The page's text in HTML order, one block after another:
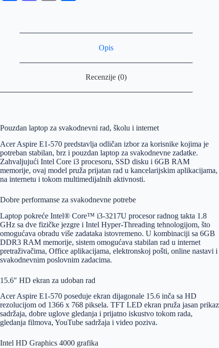
Opis
Recenzije (0)
Pouzdan laptop za svakodnevni rad, školu i internet
Acer Aspire E1-570 predstavlja odličan izbor za korisnike kojima je
potreban stabilan, brz i pouzdan laptop za svakodnevne zadatke.
Zahvaljujući Intel Core i3 procesoru, SSD disku i 6GB RAM
memorije, ovaj model pruža prijatan rad u kancelarijskim aplikacijama,
na internetu i tokom multimedijalnih aktivnosti.
Dobre performanse za svakodnevne potrebe
Laptop pokreće Intel® Core™ i3-3217U procesor radnog takta 1.8
GHz sa dve fizičke jezgre i Intel Hyper-Threading tehnologijom, što
omogućava obradu više zadataka istovremeno. U kombinaciji sa 6GB
DDR3 RAM memorije, sistem omogućava stabilan rad u internet
pretraživačima, Office aplikacijama, elektronskoj pošti, online nastavi i
svakodnevnim poslovnim zadacima.
15.6″ HD ekran za udoban rad
Acer Aspire E1-570 poseduje ekran dijagonale 15.6 inča sa HD
rezolucijom od 1366 x 768 piksela. TFT LED ekran pruža jasan prikaz
sadržaja, dobre uglove gledanja i prijatno iskustvo tokom rada,
gledanja filmova, YouTube sadržaja i video poziva.
Intel HD Graphics 4000 grafika